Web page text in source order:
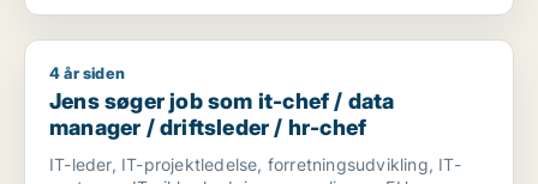
Jens søger job som it-chef / data manager / driftsleder / hr-
4 år siden
Jens søger job som it-chef / data
manager / driftsleder / hr-chef
IT-leder, IT-projektledelse, forretningsudvikling, IT-